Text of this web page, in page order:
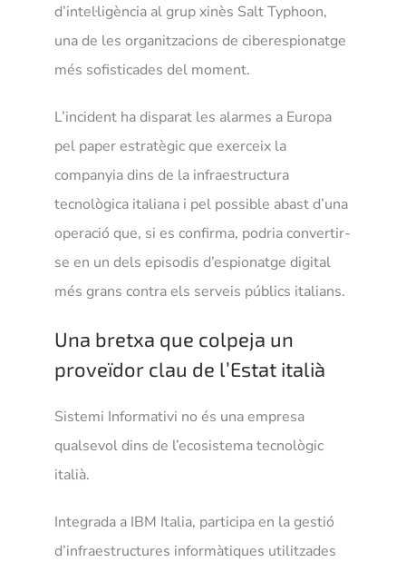
d’intel·ligència al grup xinès Salt Typhoon,
una de les organitzacions de ciberespionatge
més sofisticades del moment.
L’incident ha disparat les alarmes a Europa
pel paper estratègic que exerceix la
companyia dins de la infraestructura
tecnològica italiana i pel possible abast d’una
operació que, si es confirma, podria convertir-
se en un dels episodis d’espionatge digital
més grans contra els serveis públics italians.
Una bretxa que colpeja un
proveïdor clau de l’Estat italià
Sistemi Informativi no és una empresa
qualsevol dins de l’ecosistema tecnològic
italià.
Integrada a IBM Italia, participa en la gestió
d’infraestructures informàtiques utilitzades